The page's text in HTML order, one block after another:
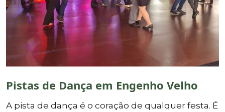
Pistas de Dança em Engenho Velho
A pista de dança é o coração de qualquer festa. É